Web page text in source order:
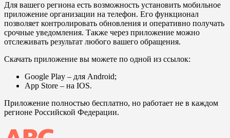
Для вашего региона есть возможность установить мобильное
приложение организации на телефон. Его функционал
позволяет контролировать обновления и оперативно получать
срочные уведомления. Также через приложение можно
отслеживать результат любого вашего обращения.
Скачать приложение вы можете по одной из ссылок:
Google Play – для Android;
App Store – на IOS.
Приложение полностью бесплатно, но работает не в каждом
регионе Российской Федерации.